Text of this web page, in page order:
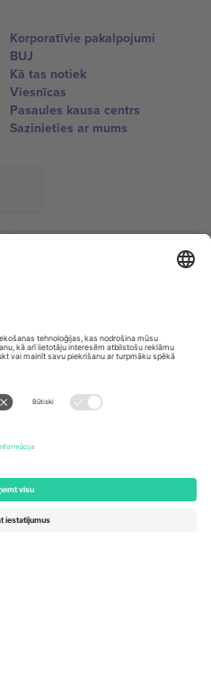
Korporatīvie pakalpojumi
BUJ
Kā tas notiek
Viesnīcas
Pasaules kausa centrs
Sazinieties ar mums
United Kingdom
London, EC1V 1AW, United
Switzerland
Dorfstrasse 52a, 6390
Engelberg, Switzerland